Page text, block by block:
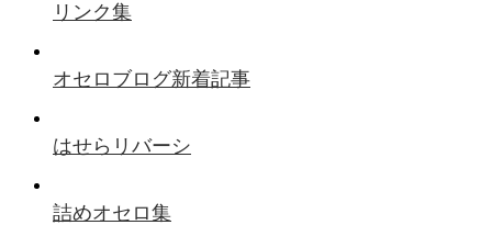
リンク集
オセロブログ新着記事
はせらリバーシ
詰めオセロ集